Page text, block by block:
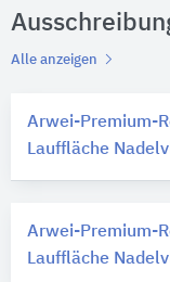
Alle anzeigen
Arwei-Premium-
Lauffläche
Arwei-Premium-
Lauffläche